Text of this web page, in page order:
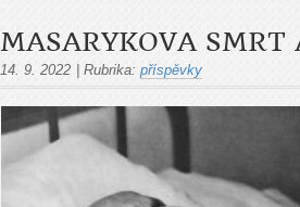
MASARYKOVA SMRT
14. 9. 2022 Rubrika: příspěvky